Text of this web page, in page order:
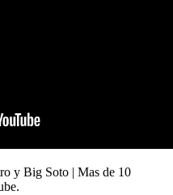
y Big Soto | Mas de 10